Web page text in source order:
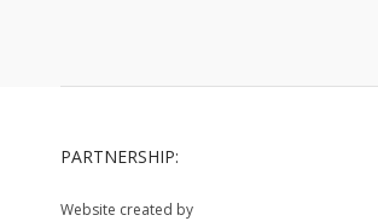
PARTNERSHIP:
Website created by